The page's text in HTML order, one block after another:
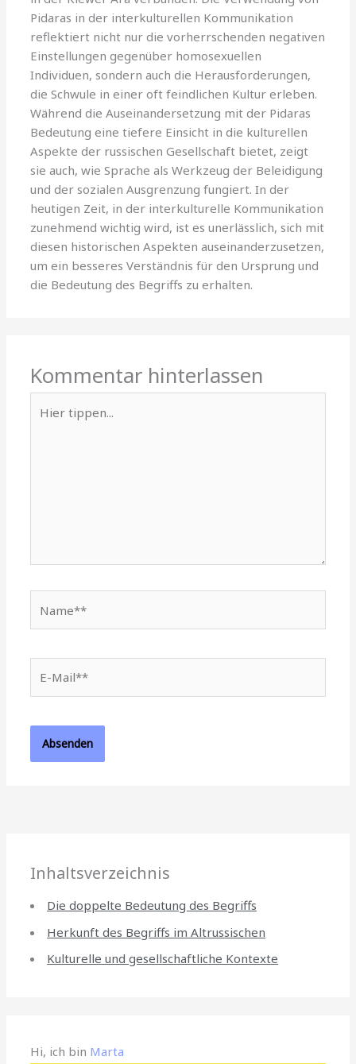
Pidaras in der interkulturellen Kommunikation
reflektiert nicht nur die vorherrschenden negativen
Einstellungen gegenüber homosexuellen
Individuen, sondern auch die Herausforderungen,
die Schwule in einer oft feindlichen Kultur erleben.
Während die Auseinandersetzung mit der Pidaras
Bedeutung eine tiefere Einsicht in die kulturellen
Aspekte der russischen Gesellschaft bietet, zeigt
sie auch, wie Sprache als Werkzeug der Beleidigung
und der sozialen Ausgrenzung fungiert. In der
heutigen Zeit, in der interkulturelle Kommunikation
zunehmend wichtig wird, ist es unerlässlich, sich mit
diesen historischen Aspekten auseinanderzusetzen,
um ein besseres Verständnis für den Ursprung und
die Bedeutung des Begriffs zu erhalten.
Kommentar hinterlassen
tippen...
Mail**
Inhaltsverzeichnis
Die doppelte Bedeutung des Begriffs
Herkunft des Begriffs im Altrussischen
Kulturelle und gesellschaftliche Kontexte
Hi, ich bin Marta